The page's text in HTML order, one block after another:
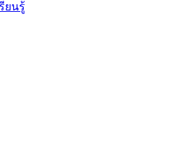
ยนรู้